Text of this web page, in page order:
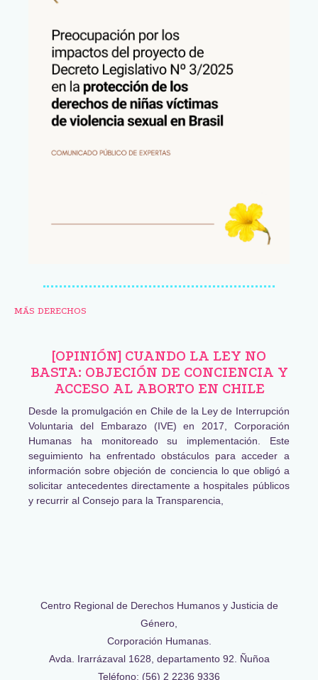
MÁS DERECHOS
[OPINIÓN] CUANDO LA LEY NO
BASTA: OBJECIÓN DE CONCIENCIA Y
ACCESO AL ABORTO EN CHILE
Desde la promulgación en Chile de la Ley de Interrupción
Voluntaria del Embarazo (IVE) en 2017, Corporación
Humanas ha monitoreado su implementación. Este
seguimiento ha enfrentado obstáculos para acceder a
información sobre objeción de conciencia lo que obligó a
solicitar antecedentes directamente a hospitales públicos
y recurrir al Consejo para la Transparencia,
Centro Regional de Derechos Humanos y Justicia de
Género,
Corporación Humanas.
Avda. Irarrázaval 1628, departamento 92. Ñuñoa
Teléfono: (56) 2 2236 9336